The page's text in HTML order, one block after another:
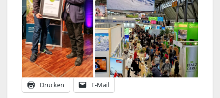
Drucken E-Mail